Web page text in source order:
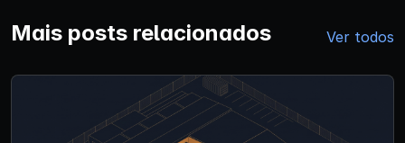
Mais posts relacionados Ver todos